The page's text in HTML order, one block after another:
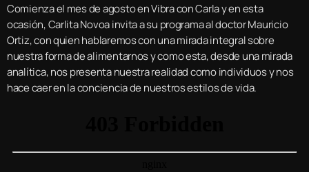
Comienza el mes de agosto en Vibra con Carla y en esta
ocasión, Carlita Novoa invita a su programa al doctor Mauricio
Ortiz, con quien hablaremos con una mirada integral sobre
nuestra forma de alimentarnos y como esta, desde una mirada
analítica, nos presenta nuestra realidad como individuos y nos
hace caer en la conciencia de nuestros estilos de vida.